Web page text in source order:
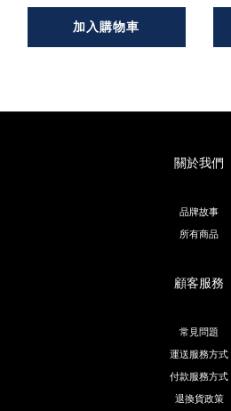
加入購物車
關於我們
品牌故事
所有商品
顧客服務
常見問題
運送服務方式
付款服務方式
退換貨政策